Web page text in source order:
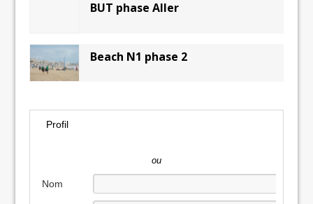
BUT phase Aller
Beach N1 phase 2
Profil
ou
Nom